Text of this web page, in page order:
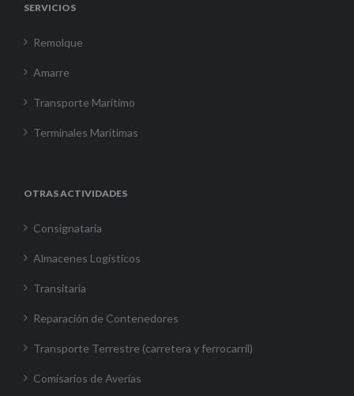
SERVICIOS
Remolque
Amarre
Transporte Marítimo
Terminales Marítimas
OTRAS ACTIVIDADES
Consignataria
Almacenes Logísticos
Transitaria
Reparación de Contenedores
Transporte Terrestre (carretera y ferrocarril)
Comisarios de Averías